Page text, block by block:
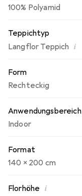
100% Polyamid
Teppichtyp
Langflor Teppich i
Form
Rechteckig
Anwendungsbereich
Indoor
Format
140 x 200 cm
Florhöhe i